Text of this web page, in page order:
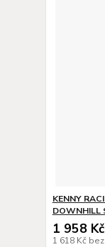
KENNY
DOWNHILL
1 958 Kč
1 618 Kč